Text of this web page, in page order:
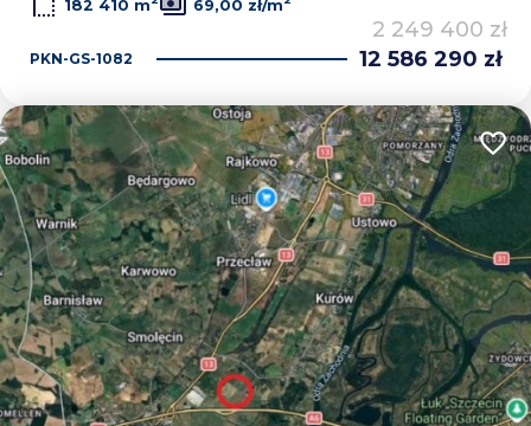
182 410 m
69,00 zł/m
2 249 400 zł
PKN-GS-1082 12 586 290 zł